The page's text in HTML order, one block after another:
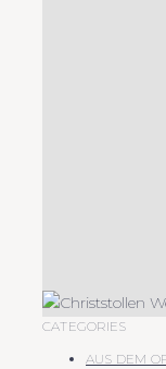
CATEGORIES
AUS DEM